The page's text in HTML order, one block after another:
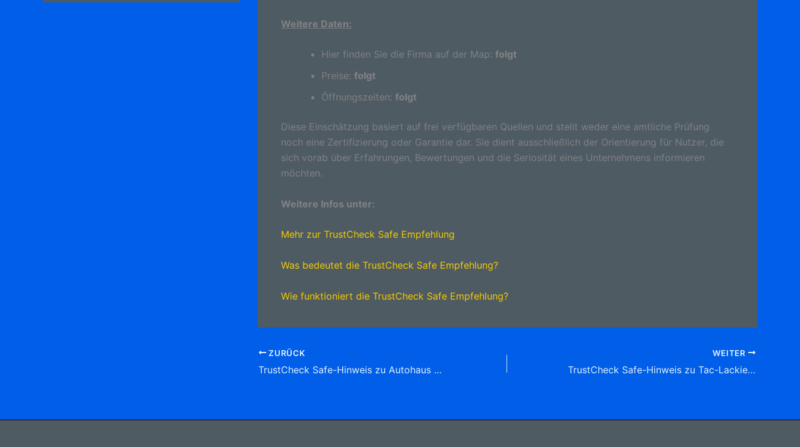
Weitere Daten:
Hier finden Sie die Firma auf der Map: folgt
Preise: folgt
Öffnungszeiten: folgt
Diese Einschätzung basiert auf frei verfügbaren Quellen und stellt weder eine amtliche Prüfung
noch eine Zertifizierung oder Garantie dar. Sie dient ausschließlich der Orientierung für Nutzer, die
sich vorab über Erfahrungen, Bewertungen und die Seriosität eines Unternehmens informieren
möchten.
Weitere Infos unter:
Mehr zur TrustCheck Safe Empfehlung
Was bedeutet die TrustCheck Safe Empfehlung?
Wie funktioniert die TrustCheck Safe Empfehlung?
ZURÜCK
TrustCheck Safe-Hinweis zu Autohaus Burnicki GmbH Schmidt-Knobelsdorf-Str. 25, (Wilhelmstadt)13581 Berlin Tel: 030 3 61 41 92
WEITER
TrustCheck Safe-Hinweis zu Tac-Lackierzentrum Michael Thull Oskar-Jäger-Str. 147,50825 Köln Tel: 0221 54 16 05